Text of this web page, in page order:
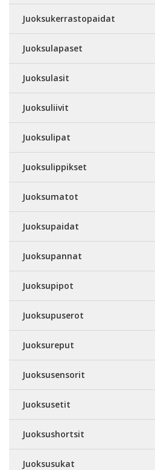
Juoksukerrastopaidat
Juoksulapaset
Juoksulasit
Juoksuliivit
Juoksulipat
Juoksulippikset
Juoksumatot
Juoksupaidat
Juoksupannat
Juoksupipot
Juoksupuserot
Juoksureput
Juoksusensorit
Juoksusetit
Juoksushortsit
Juoksusukat